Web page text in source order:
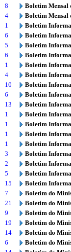
8
Boletim Mensal
4
Boletim Mensal
1
Boletim
6
Boletim
5
Boletim
6
Boletim
1
Boletim
4
Boletim
10
Boletim
6
Boletim
13
Boletim
1
Boletim
1
Boletim
1
Boletim
1
Boletim
3
Boletim
2
Boletim
5
Boletim
15
Boletim
7
Boletim do
21
Boletim do
9
Boletim do
19
Boletim do
14
Boletim do
6
Boletim do